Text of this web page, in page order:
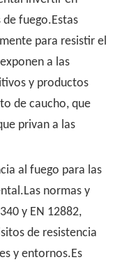
fuego.Estas
para resistir el
a las
y productos
de caucho, que
privan a las
al fuego para las
normas y
y EN 12882,
de resistencia
y entornos.Es